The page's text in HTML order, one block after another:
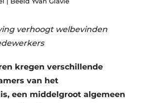
verhoogt welbevinden
kregen verschillende
van het
een middelgroot algemeen